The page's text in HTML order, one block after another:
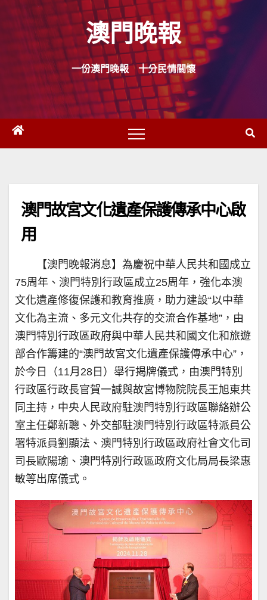
Skip
content
澳門晚報
一份澳門晚報 十分民情關懷
澳門故宮文化遺產保護傳承中心啟
用
【澳門晚報消息】為慶祝中華人民共和國成立
75周年、澳門特別行政區成立25周年，強化本澳
文化遺產修復保護和教育推廣，助力建設“以中華
文化為主流、多元文化共存的交流合作基地”，由
澳門特別行政區政府與中華人民共和國文化和旅遊
部合作籌建的“澳門故宮文化遺產保護傳承中心”，
於今日（11月28日）舉行揭牌儀式，由澳門特別
行政區行政長官賀一誠與故宮博物院院長王旭東共
同主持，中央人民政府駐澳門特別行政區聯絡辦公
室主任鄭新聰、外交部駐澳門特別行政區特派員公
署特派員劉顯法、澳門特別行政區政府社會文化司
司長歐陽瑜、澳門特別行政區政府文化局局長梁惠
敏等出席儀式。